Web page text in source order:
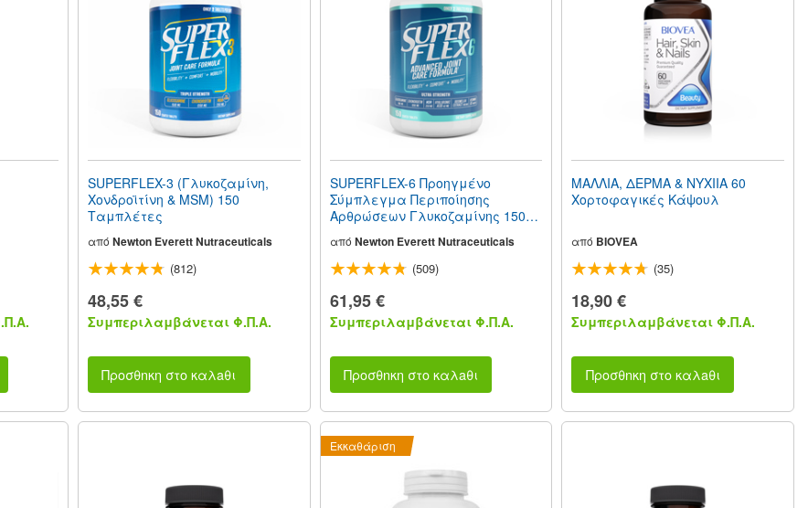
SUPERFLEX-3 (Γλυκοζαμίνη,
Χονδροϊτίνη & MSM) 150
Ταμπλέτες
από Newton Everett Nutraceuticals
(812)
48,55 €
Συμπεριλαμβάνεται Φ.Π.Α.
Προσθnκη στο καλaθι
SUPERFLEX-6 Προηγμένο
Σύμπλεγμα Περιποίησης
Αρθρώσεων Γλυκοζαμίνης 150
από Newton Everett Nutraceuticals
(509)
61,95 €
Συμπεριλαμβάνεται Φ.Π.Α.
Προσθnκη στο καλaθι
ΜΑΛΛΙΑ, ΔΕΡΜΑ & ΝΥΧΙΙΑ 60
Χορτοφαγικές Κάψουλ
από BIOVEA
(35)
18,90 €
Συμπεριλαμβάνεται Φ.Π.Α.
Προσθnκη στο καλaθι
Εκκαθάριση